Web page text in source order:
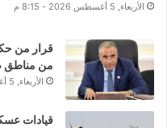
الأربعاء, 5 أغسطس 2026 - 8:15 م
قرار من
من مناطق
الأربعاء, 5 أغسطس 2026 - 8:00 م
قيادات